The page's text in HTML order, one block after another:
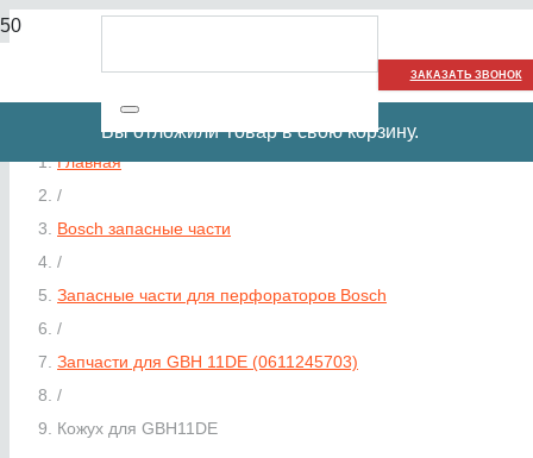
ЗАКАЗАТЬ ЗВОНОК
Вы отложилиТоварв свою корзину.
Главная
/
Bosch запасные части
/
Запасные части для перфораторов Bosch
/
Запчасти для GBH 11DE (0611245703)
/
Кожух для GBH11DE